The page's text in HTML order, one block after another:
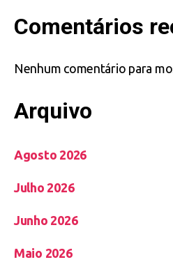
Comentários
Nenhum comentário para
Arquivo
Agosto 2026
Julho 2026
Junho 2026
Maio 2026